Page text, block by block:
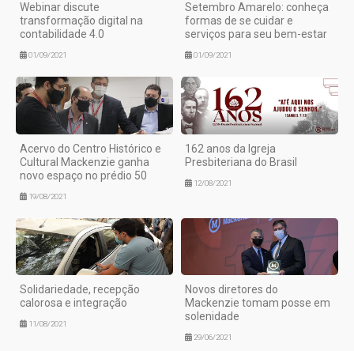
Webinar discute
transformação digital na
contabilidade 4.0
01/09/2021
Setembro Amarelo: conheça
formas de se cuidar e
serviços para seu bem-estar
01/09/2021
Acervo do Centro Histórico e
Cultural Mackenzie ganha
novo espaço no prédio 50
19/08/2021
162 anos da Igreja
Presbiteriana do Brasil
12/08/2021
Solidariedade, recepção
calorosa e integração
11/08/2021
Novos diretores do
Mackenzie tomam posse em
solenidade
29/06/2021